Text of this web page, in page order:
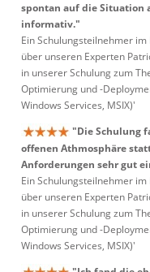
spontan auf die Situation
informativ."
Ein Schulungsteilnehmer
über unseren Experten
in unserer Schulung zum
Optimierung und -
Windows Services, MSIX)'
"Die Schulung
offenen Athmosphäre
Anforderungen sehr gut
Ein Schulungsteilnehmer
über unseren Experten
in unserer Schulung zum
Optimierung und -
Windows Services, MSIX)'